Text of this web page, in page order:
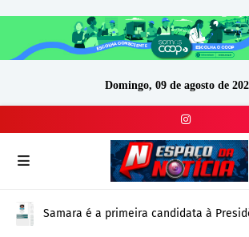
Domingo, 09 de agosto de
Samara é a primeira candidata à